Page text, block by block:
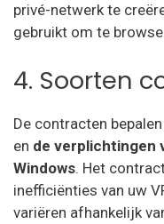
privé-netwerk te
gebruikt om te
4. Soorten
De contracten
en de verplichtingen
Windows. Het
inefficiënties van uw
variëren afhankelijk